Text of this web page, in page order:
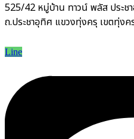
525/42 หมู่บ้าน ทาวน์ พลัส ประช
ถ.ประชาอุทิศ แขวงทุ่งครุ เขตทุ่ง
Line